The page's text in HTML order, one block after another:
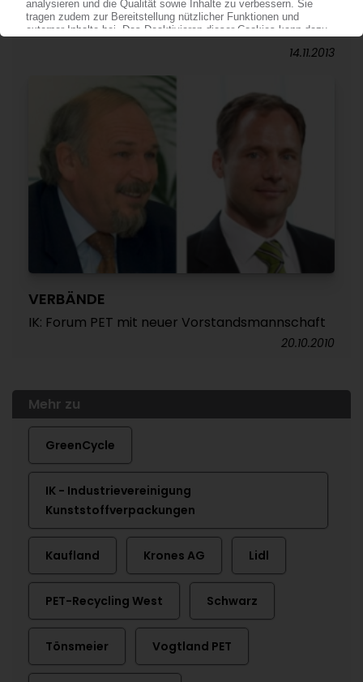
IK: Forum PET wählt neuen Vorsitzenden und
Vorstand
14.11.2013
VERBÄNDE
IK: Forum PET mit neuer Vorstandsmannschaft
20.10.2010
Mehr zu
GreenCycle
IK - Industrievereinigung
Kunststoffverpackungen
Kaufland Krones AG Lidl
PET-Recycling West Schwarz
Tönsmeier Vogtland PET